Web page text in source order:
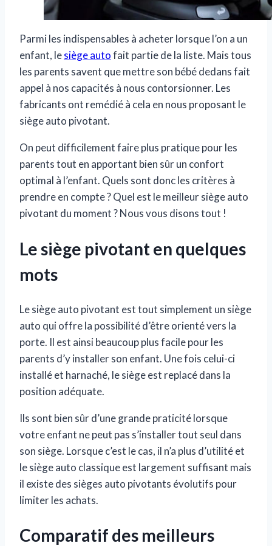
Parmi les indispensables à acheter lorsque l’on a un
enfant, lesiège autofait partie de la liste. Mais tous
les parents savent que mettre son bébé dedans fait
appel à nos capacités à nous contorsionner. Les
fabricants ont remédié à cela en nous proposant le
siège auto pivotant.
On peut difficilement faire plus pratique pour les
parents tout en apportant bien sûr un confort
optimal à l’enfant. Quels sont donc les critères à
prendre en compte ? Quel est le meilleur siège auto
pivotant du moment ? Nous vous disons tout !
Le siège pivotant en quelques
mots
Le siège auto pivotant est tout simplement un siège
auto qui offre la possibilité d’être orienté vers la
porte. Il est ainsi beaucoup plus facile pour les
parents d’y installer son enfant. Une fois celui-ci
installé et harnaché, le siège est replacé dans la
position adéquate.
Ils sont bien sûr d’une grande praticité lorsque
votre enfant ne peut pas s’installer tout seul dans
son siège. Lorsque c’est le cas, il n’a plus d’utilité et
le siège auto classique est largement suffisant mais
il existe des sièges auto pivotants évolutifs pour
limiter les achats.
Comparatif des meilleurs